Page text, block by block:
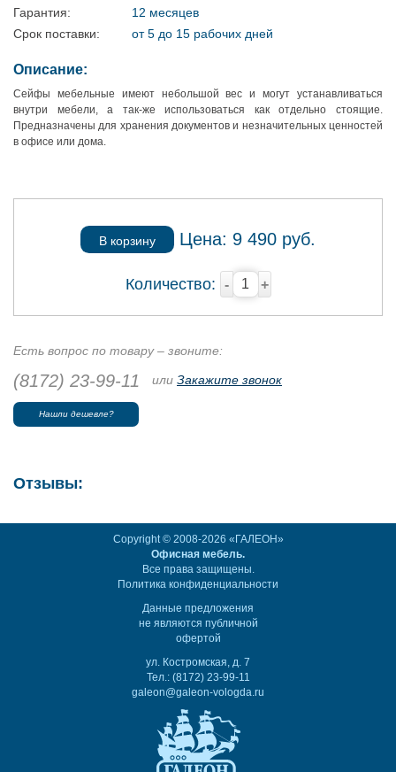
Гарантия:
12 месяцев
Срок поставки:
от 5 до 15 рабочих дней
Описание:
Сейфы мебельные имеют небольшой вес и могут устанавливаться
внутри мебели, а так-же использоваться как отдельно стоящие.
Предназначены для хранения документов и незначительных ценностей
в офисе или дома.
В корзину Цена: 9 490 руб.
Количество: - +
Есть вопрос по товару – звоните:
(8172) 23-99-11 или Закажите звонок
Нашли дешевле?
Отзывы:
Copyright © 2008-2026 «ГАЛЕОН»
Офисная мебель.
Все права защищены.
Политика конфиденциальности
Данные предложения
не являются публичной
офертой
ул. Костромская, д. 7
Тел.: (8172) 23-99-11
galeon@galeon-vologda.ru